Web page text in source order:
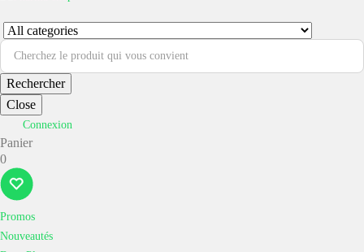
Rechercher
Close
Connexion
Panier
0
Promos
Nouveautés